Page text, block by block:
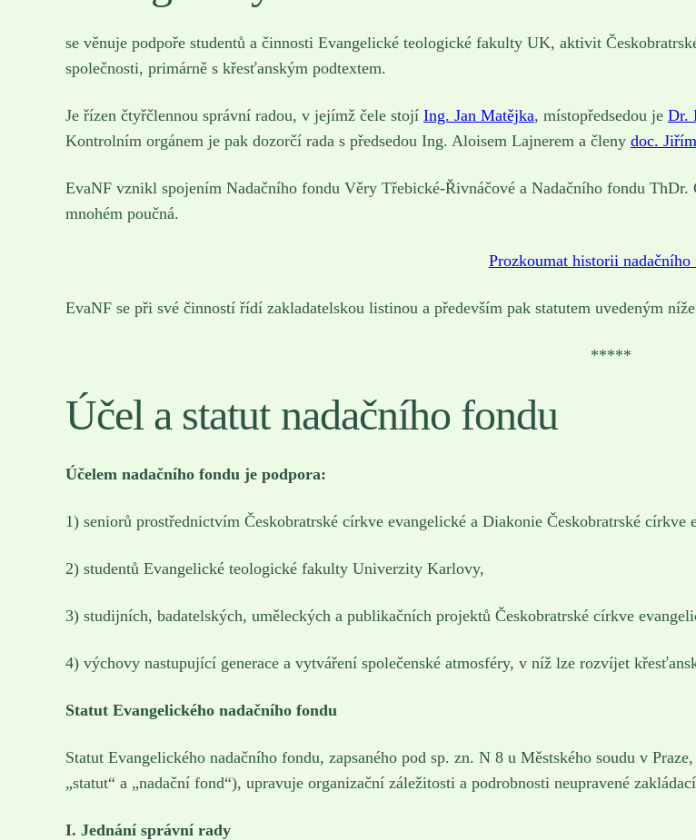
se věnuje podpoře studentů a činnosti Evangelické teologické fakulty UK, aktivit
společnosti, primárně s křesťanským podtextem.
Je řízen čtyřčlennou správní radou, v jejímž čele stojí Ing. Jan Matějka, místopředsedou je Dr.
Kontrolním orgánem je pak dozorčí rada s předsedou Ing. Aloisem Lajnerem a členy doc.
EvaNF vznikl spojením Nadačního fondu Věry Třebické-Řivnáčové a Nadačního fondu
mnohém poučná.
Prozkoumat historii nadačního
EvaNF se při své činností řídí zakladatelskou listinou a především pak statutem uvedeným
*****
Účel a statut nadačního fondu
Účelem nadačního fondu je podpora:
1) seniorů prostřednictvím Českobratrské církve evangelické a Diakonie Českobratrské církve
2) studentů Evangelické teologické fakulty Univerzity Karlovy,
3) studijních, badatelských, uměleckých a publikačních projektů Českobratrské církve
4) výchovy nastupující generace a vytváření společenské atmosféry, v níž lze rozvíjet
Statut Evangelického nadačního fondu
Statut Evangelického nadačního fondu, zapsaného pod sp. zn. N 8 u Městského soudu v
„statut“ a „nadační fond“), upravuje organizační záležitosti a podrobnosti neupravené
I. Jednání správní rady